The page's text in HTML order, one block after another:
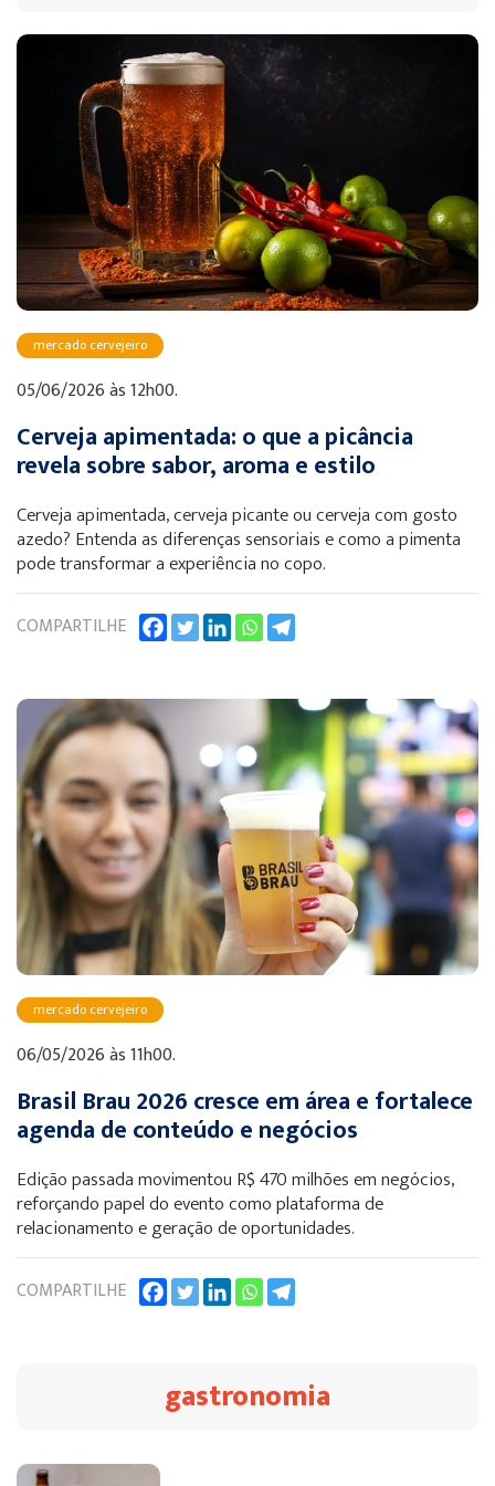
mercado cervejeiro
05/06/2026 às 12h00.
Cerveja apimentada: o que a picância
revela sobre sabor, aroma e estilo
Cerveja apimentada, cerveja picante ou cerveja com gosto
azedo? Entenda as diferenças sensoriais e como a pimenta
pode transformar a experiência no copo.
COMPARTILHE
mercado cervejeiro
06/05/2026 às 11h00.
Brasil Brau 2026 cresce em área e fortalece
agenda de conteúdo e negócios
Edição passada movimentou R$ 470 milhões em negócios,
reforçando papel do evento como plataforma de
relacionamento e geração de oportunidades.
COMPARTILHE
gastronomia